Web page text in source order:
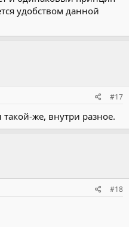
удобством данной
#17
же, внутри разное.
#18